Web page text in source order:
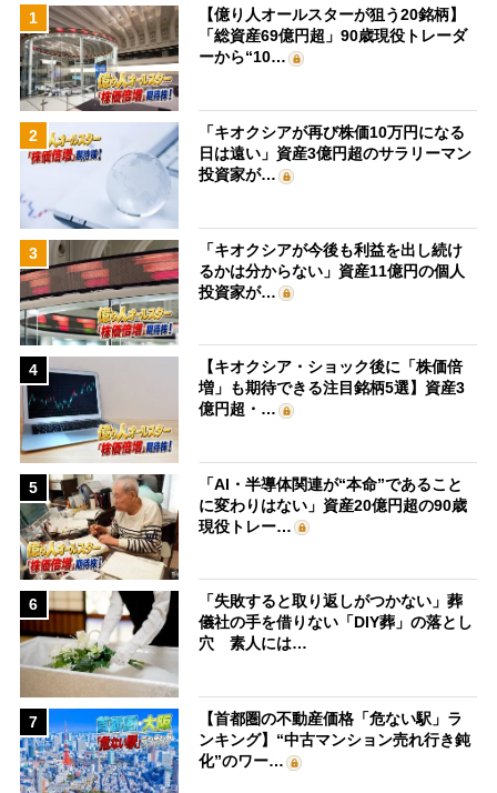
1
【億り人オールスターが狙う20銘柄】
「総資産69億円超」90歳現役トレーダ
ーから“10…
2
「キオクシアが再び株価10万円になる
日は遠い」資産3億円超のサラリーマン
投資家が…
3
「キオクシアが今後も利益を出し続け
るかは分からない」資産11億円の個人
投資家が…
4
【キオクシア・ショック後に「株価倍
増」も期待できる注目銘柄5選】資産3
億円超・…
5
「AI・半導体関連が“本命”であること
に変わりはない」資産20億円超の90歳
現役トレー…
6
「失敗すると取り返しがつかない」葬
儀社の手を借りない「DIY葬」の落とし
穴 素人には…
7
【首都圏の不動産価格「危ない駅」ラ
ンキング】“中古マンション売れ行き鈍
化”のワー…